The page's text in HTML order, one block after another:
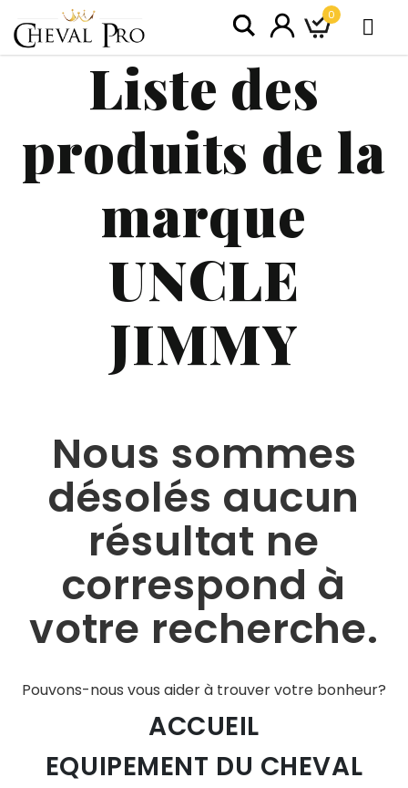
0
Liste des
produits de la
marque
UNCLE
JIMMY
Nous sommes
désolés aucun
résultat ne
correspond à
votre recherche.
Pouvons-nous vous aider à trouver votre bonheur?
ACCUEIL
EQUIPEMENT DU CHEVAL